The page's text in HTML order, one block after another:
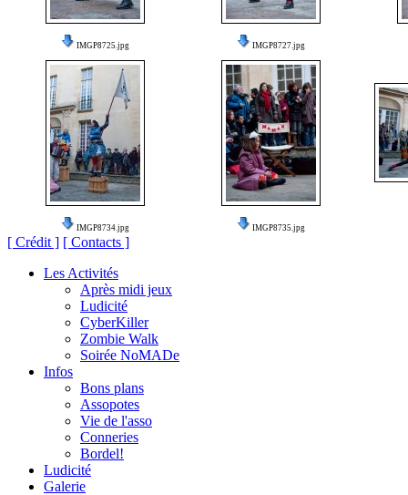
IMGP8725.jpg IMGP8727.jpg
IMGP8734.jpg IMGP8735.jpg
[ Crédit ] [ Contacts ]
Les Activités
Après midi jeux
Ludicité
CyberKiller
Zombie Walk
Soirée NoMADe
Infos
Bons plans
Assopotes
Vie de l'asso
Conneries
Bordel!
Ludicité
Galerie